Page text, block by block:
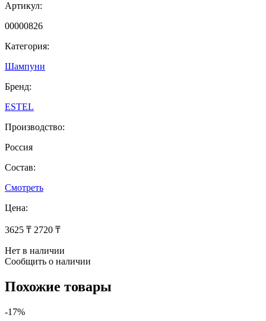
Артикул:
00000826
Категория:
Шампуни
Бренд:
ESTEL
Производство:
Россия
Состав:
Смотреть
Цена:
3625 ₸ 2720 ₸
Нет в наличии
Сообщить о наличии
Похожие товары
-17%